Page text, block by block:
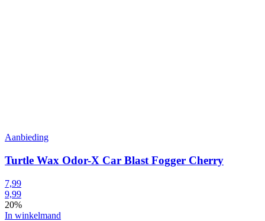
Aanbieding
Turtle Wax Odor-X Car Blast Fogger Cherry
7,99
9,99
20%
In winkelmand